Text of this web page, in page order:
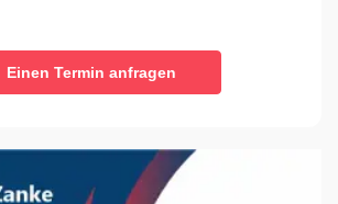
Einen Termin anfragen